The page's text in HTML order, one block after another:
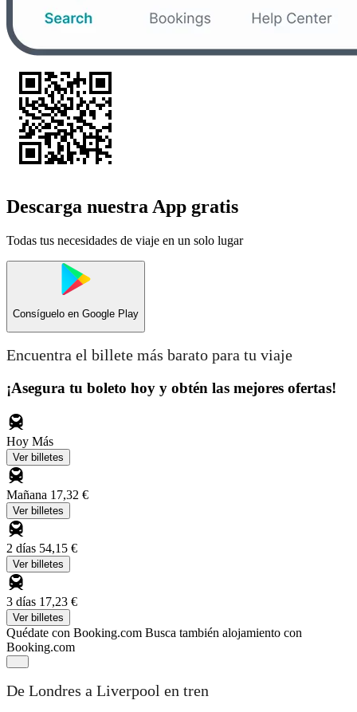
Descarga nuestra App gratis
Todas tus necesidades de viaje en un solo lugar
Consíguelo en Google Play
Encuentra el billete más barato para tu viaje
¡Asegura tu boleto hoy y obtén las mejores ofertas!
Hoy Más
Ver billetes
Mañana 17,32 €
Ver billetes
2 días 54,15 €
Ver billetes
3 días 17,23 €
Ver billetes
Quédate con Booking.com Busca también alojamiento con
Booking.com
De Londres a Liverpool en tren